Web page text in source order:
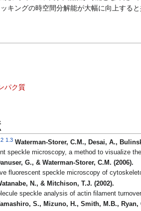
キングの時空間分解能が大幅に向上する
パク質
1.3 Waterman-Storer, C.M., Desai, A.,
speckle microscopy, a method to visualize
G., & Waterman-Storer, C.M. (2006).
fluorescent speckle microscopy of
N., & Mitchison, T.J. (2002).
speckle analysis of actin filament
S., Mizuno, H., Smith, M.B.,